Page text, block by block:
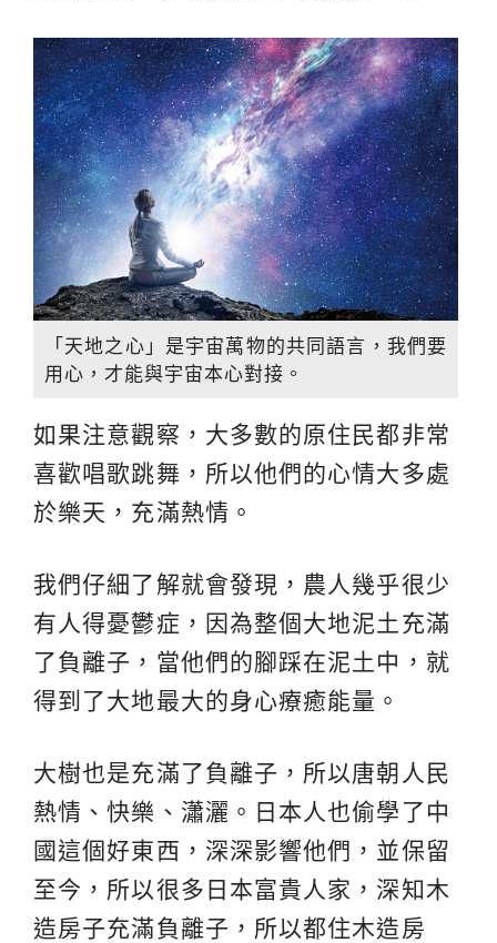
「天地之心」是宇宙萬物的共同語言，我們要
用心，才能與宇宙本心對接。
如果注意觀察，大多數的原住民都非常
喜歡唱歌跳舞，所以他們的心情大多處
於樂天，充滿熱情。
我們仔細了解就會發現，農人幾乎很少
有人得憂鬱症，因為整個大地泥土充滿
了負離子，當他們的腳踩在泥土中，就
得到了大地最大的身心療癒能量。
大樹也是充滿了負離子，所以唐朝人民
熱情、快樂、瀟灑。日本人也偷學了中
國這個好東西，深深影響他們，並保留
至今，所以很多日本富貴人家，深知木
造房子充滿負離子，所以都住木造房